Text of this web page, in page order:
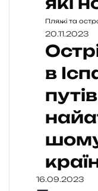
Пляжі та
20.11.2023
в
16.09.2023